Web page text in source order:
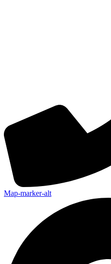
Map-marker-alt